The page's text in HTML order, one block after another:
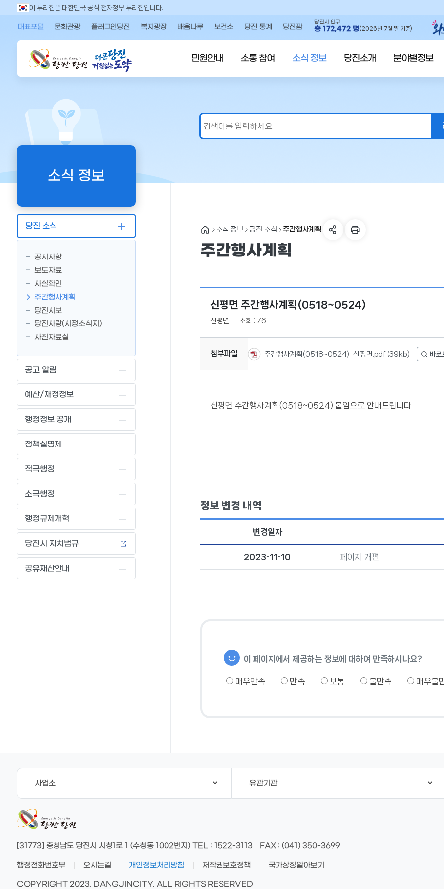
이 누리집은 대한민국 공식 전자정부 누리집입니다.
대표포털 문화관광 플러그인당진 복지광장 배움나루 보건소 당진 통계 당진팜
당진시 인구
총 172,472 명(2026년 7월 말 기준)
민원안내 소통 참여 소식 정보 당진소개 분야별정보
소식 정보
당진 소식
공지사항
보도자료
사실확인
주간행사계획
당진시보
당진사랑(시정소식지)
사진자료실
공고 알림
예산/재정정보
행정정보 공개
정책실명제
적극행정
소극행정
행정규제개혁
당진시 자치법규
공유재산안내
소식 정보 당진 소식 주간행사계획
주간행사계획
신평면 주간행사계획(0518~0524)
신평면 조회 : 76
첨부파일 주간행사계획(0518~0524)_신평면.pdf(39kb)
신평면 주간행사계획(0518~0524) 붙임으로 안내드립니다
정보 변경 내역
변경일자
2023-11-10 페이지 개편
이 페이지에서 제공하는 정보에 대하여 만족하시나요?
매우만족 만족 보통 불만족 매우불
사업소 유관기관
[31773] 충청남도 당진시 시청1로 1 (수청동 1002번지) TEL: 1522-3113 FAX: (041) 350-3699
행정전화번호부 오시는길 개인정보처리방침 저작권보호정책 국가상징알아보기
COPYRIGHT 2023. DANGJINCITY. ALL RIGHTS RESERVED